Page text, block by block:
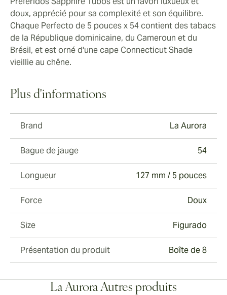
doux, apprécié pour sa complexité et son équilibre.
Chaque Perfecto de 5 pouces x 54 contient des tabacs
de la République dominicaine, du Cameroun et du
Brésil, et est orné d'une cape Connecticut Shade
vieillie au chêne.
Plus d'informations
Brand La Aurora
Bague de jauge 54
Longueur 127 mm / 5 pouces
Force Doux
Size Figurado
Présentation du produit Boîte de 8
La Aurora Autres produits